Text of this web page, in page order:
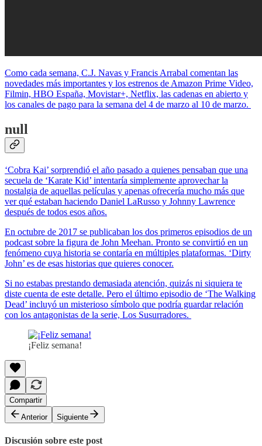
Como cada semana, C.J. Navas y Francis Arrabal comentan las
novedades más importantes y los estrenos de Amazon Prime Video,
Filmin, HBO España, Movistar+, Netflix, las cadenas en abierto y
los canales de pago para la semana del 4 de marzo al 10 de marzo.
null
‘Cobra Kai’ sorprendió el año pasado a quienes pensaban que una
secuela de ‘Karate Kid’ intentaría simplemente aprovechar la
nostalgia de aquellas películas y apenas ofrecería mucho más que
ver qué estaban haciendo Daniel LaRusso y Johnny Lawrence
después de todos esos años.
En octubre de 2017 se publicaban los dos primeros episodios de un
podcast sobre la figura de John Meehan. Pronto se convirtió en un
fenómeno cuya historia se contaría en múltiples plataformas. ‘Dirty
John’ es de esas historias que quieres conocer.
Si no estabas prestando demasiada atención, quizás ni siquiera te
diste cuenta de este detalle. Pero el último episodio de ‘The Walking
Dead’ incluyó un misterioso símbolo que podría guardar relación
con los antagonistas de la serie, Los Susurradores.
¡Feliz semana!
Compartir
Anterior
Siguiente
Discusión sobre este post